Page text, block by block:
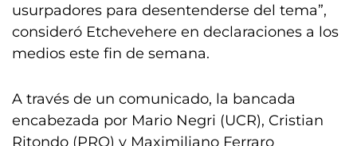
usurpadores para desentenderse del tema”,
consideró Etchevehere en declaraciones a los
medios este fin de semana.
A través de un comunicado, la bancada
encabezada por Mario Negri (UCR), Cristian
Ritondo (PRO) y Maximiliano Ferraro